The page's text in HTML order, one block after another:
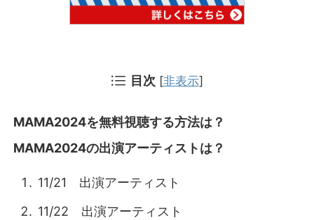
目次 [非表示]
MAMA2024を無料視聴する方法は？
MAMA2024の出演アーティストは？
11/21 出演アーティスト
11/22 出演アーティスト